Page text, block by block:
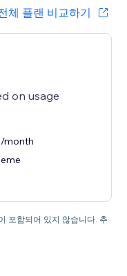
체 플랜 비교하기
on usage
month
포함되어 있지 않습니다. 추